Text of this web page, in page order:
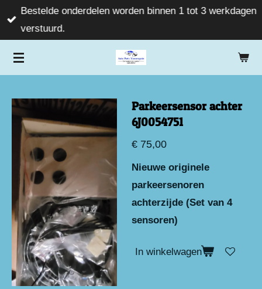
Ga
direct
de
Bestelde onderdelen worden binnen 1 tot 3 werkdagen
verstuurd.
Parkeersensor achter
6J0054751
€ 75,00
Nieuwe originele
parkeersenoren
achterzijde (Set van 4
sensoren)
In winkelwagen